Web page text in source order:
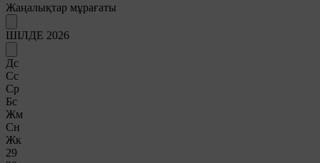
Жаңалықтар мұрағаты
ШІЛДЕ 2026
Дс
Сс
Ср
Бс
Жм
Сн
Жк
29